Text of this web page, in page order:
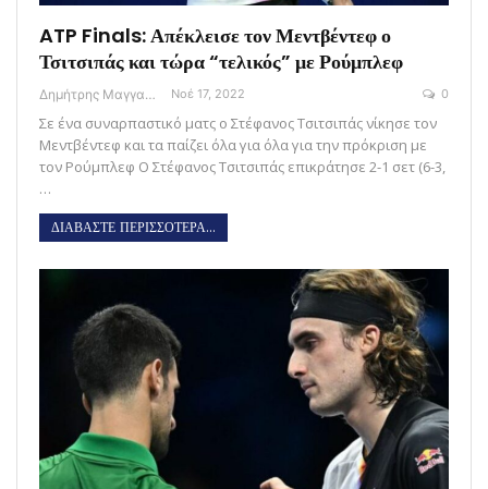
ATP Finals: Απέκλεισε τον Μεντβέντεφ ο
Τσιτσιπάς και τώρα “τελικός” με Ρούμπλεφ
Δημήτρης Μαγγανάρης Νοέ 17, 2022 0
Σε ένα συναρπαστικό ματς ο Στέφανος Τσιτσιπάς νίκησε τον
Μεντβέντεφ και τα παίζει όλα για όλα για την πρόκριση με
τον Ρούμπλεφ Ο Στέφανος Τσιτσιπάς επικράτησε 2-1 σετ (6-3,
…
ΔΙΑΒΑΣΤΕ ΠΕΡΙΣΣΟΤΕΡΑ...